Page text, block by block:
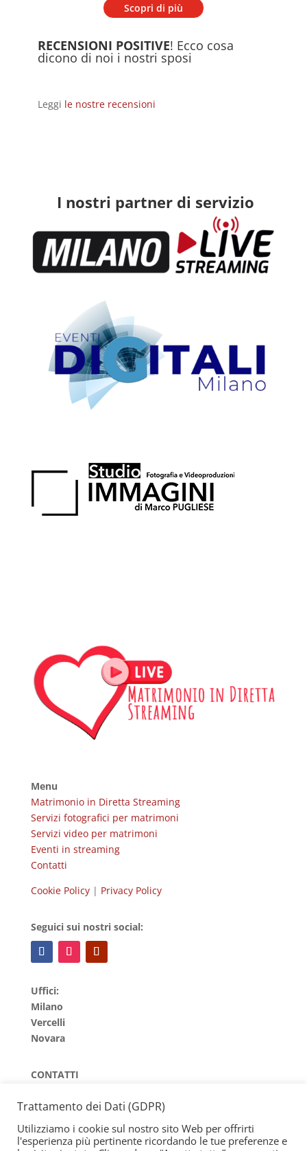
Scopri di più
RECENSIONI POSITIVE! Ecco cosa
dicono di noi i nostri sposi
Leggi le nostre recensioni
I nostri partner di servizio
Menu
Matrimonio in Diretta Streaming
Servizi fotografici per matrimoni
Servizi video per matrimoni
Eventi in streaming
Contatti
Cookie Policy| Privacy Policy
Seguici sui nostri social:
Uffici:
Milano
Vercelli
Novara
CONTATTI
DiMarco Pugliese
email:
info@marcopuglieseph.com
Tel.(+39) 351 659 3194
Trattamento dei Dati (GDPR)
Utilizziamo i cookie sul nostro sito Web per offrirti
l'esperienza più pertinente ricordando le tue preferenze e